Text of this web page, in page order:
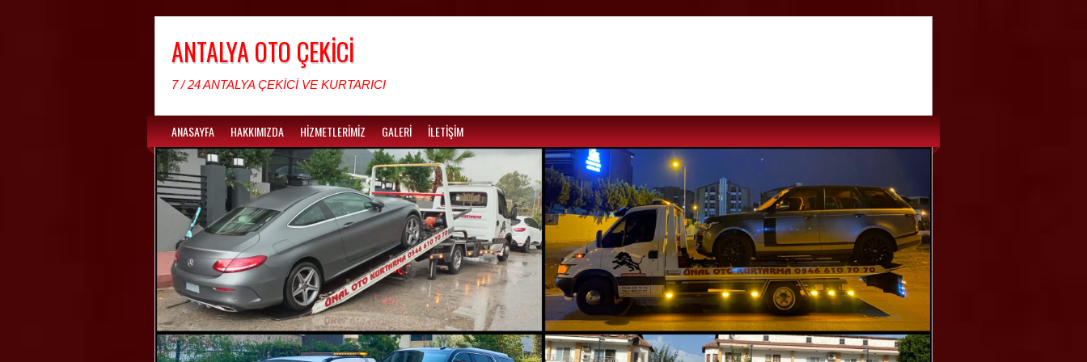
ANTALYA OTO ÇEKİCİ
7 / 24 ANTALYA ÇEKİCİ VE KURTARICI
ANASAYFA HAKKIMIZDA HİZMETLERİMİZ GALERİ İLETİŞİM